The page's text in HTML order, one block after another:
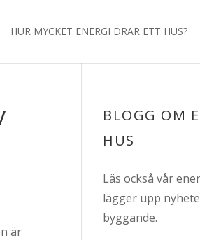
HUR MYCKET ENERGI DRAR ETT HUS?
är
BLOGG OM
HUS
Läs också vår
lägger upp
byggande.